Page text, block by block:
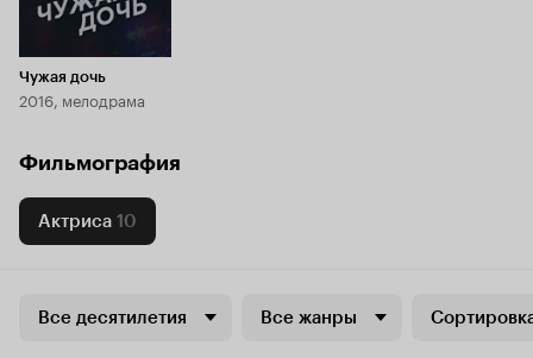
Чужая дочь
2016, мелодрама
Фильмография
Актриса 10
Все десятилетия Все жанры